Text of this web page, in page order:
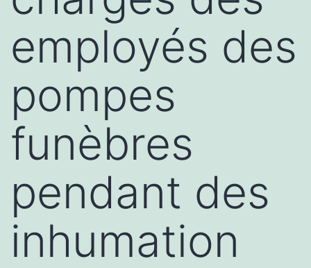
employés des
pompes
funèbres
pendant des
inhumation